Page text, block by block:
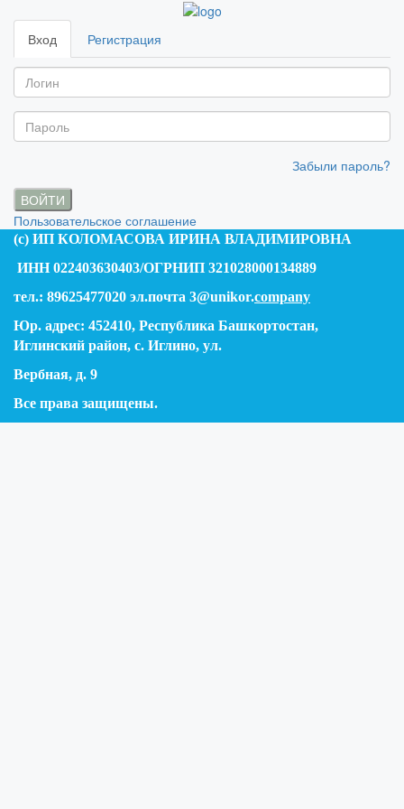
Вход Регистрация
Забыли пароль?
ВОЙТИ
Пользовательское соглашение
(c) ИП КОЛОМАСОВА ИРИНА ВЛАДИМИРОВНА
ИНН 022403630403/ОГРНИП 321028000134889
тел.: 89625477020 эл.почта 3@unikor.company
Юр. адрес: 452410, Республика Башкортостан,
Иглинский район, с. Иглино, ул.
Вербная, д. 9
Все права защищены.